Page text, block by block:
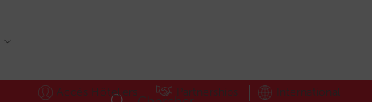
Accès Hôteliers Partnerships International